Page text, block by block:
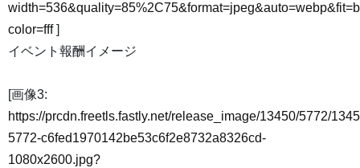
color=fff]
イベント報酬イメージ
[画像3:
https://prcdn.freetls.fastly.net/release_image/13450/5772/
5772-c6fed1970142be53c6f2e8732a8326cd-
1080x2600.jpg?